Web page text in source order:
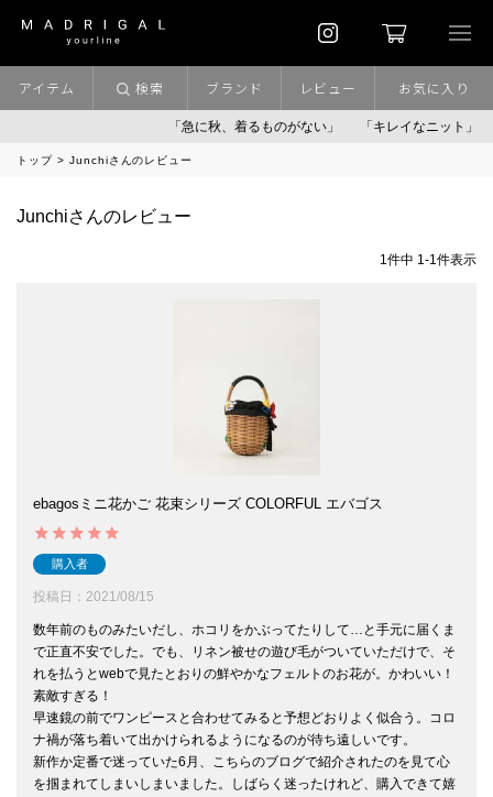
「急に秋、着るものがない」 「キレイなニット」
アイテム 検索 ブランド レビュー お気に入り
トップ Junchiさんのレビュー
Junchiさんのレビュー
1件中 1-1件表示
ebagosミニ花かご 花束シリーズ COLORFUL エバゴス
購入者
投稿日 2021/08/15
数年前のものみたいだし、ホコリをかぶってたりして…と手元に届くま
で正直不安でした。でも、リネン被せの遊び毛がついていただけで、そ
れを払うとwebで見たとおりの鮮やかなフェルトのお花が。かわいい！
素敵すぎる！
早速鏡の前でワンピースと合わせてみると予想どおりよく似合う。コロ
ナ禍が落ち着いて出かけられるようになるのが待ち遠しいです。
新作か定番で迷っていた6月、こちらのブログで紹介されたのを見て心
を掴まれてしまいしまいました。しばらく迷ったけれど、購入できて嬉